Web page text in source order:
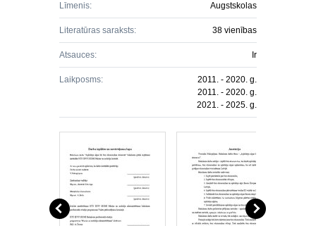
Līmenis: Augstskolas
Literatūras saraksts: 38 vienības
Atsauces: Ir
Laikposms:
2011. - 2020. g.
2011. - 2020. g.
2021. - 2025. g.